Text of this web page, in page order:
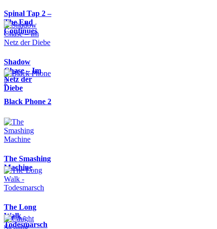
Spinal Tap 2 –
The End
Continues
Shadow
Chase – Im
Netz der
Diebe
Black Phone 2
The Smashing
Machine
The Long
Walk -
Todesmarsch